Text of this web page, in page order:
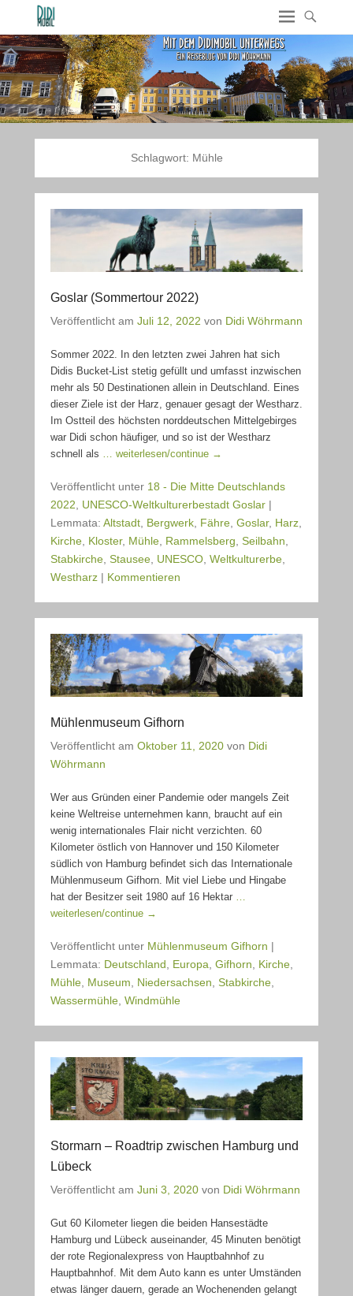
Schlagwort: Mühle
Goslar (Sommertour 2022)
Veröffentlicht am Juli 12, 2022 von Didi Wöhrmann
Sommer 2022. In den letzten zwei Jahren hat sich
Didis Bucket-List stetig gefüllt und umfasst inzwischen
mehr als 50 Destinationen allein in Deutschland. Eines
dieser Ziele ist der Harz, genauer gesagt der Westharz.
Im Ostteil des höchsten norddeutschen Mittelgebirges
war Didi schon häufiger, und so ist der Westharz
schnell als … weiterlesen/continue →
Veröffentlicht unter 18 - Die Mitte Deutschlands
2022
UNESCO-Weltkulturerbestadt Goslar |
Lemmata: Altstadt Bergwerk Fähre Goslar, Harz
Kirche Kloster, Mühle Rammelsberg Seilbahn
Stabkirche Stausee UNESCO Weltkulturerbe
Westharz | Kommentieren
Mühlenmuseum Gifhorn
Veröffentlicht am Oktober 11, 2020 von Didi
Wöhrmann
Wer aus Gründen einer Pandemie oder mangels Zeit
keine Weltreise unternehmen kann, braucht auf ein
wenig internationales Flair nicht verzichten. 60
Kilometer östlich von Hannover und 150 Kilometer
südlich von Hamburg befindet sich das Internationale
Mühlenmuseum Gifhorn. Mit viel Liebe und Hingabe
hat der Besitzer seit 1980 auf 16 Hektar …
weiterlesen/continue →
Veröffentlicht unter Mühlenmuseum Gifhorn |
Lemmata: Deutschland Europa Gifhorn Kirche
Mühle Museum Niedersachsen Stabkirche
Wassermühle Windmühle
Stormarn – Roadtrip zwischen Hamburg und
Lübeck
Veröffentlicht am Juni 3, 2020 von Didi Wöhrmann
Gut 60 Kilometer liegen die beiden Hansestädte
Hamburg und Lübeck auseinander, 45 Minuten benötigt
der rote Regionalexpress von Hauptbahnhof zu
Hauptbahnhof. Mit dem Auto kann es unter Umständen
etwas länger dauern, gerade an Wochenenden gelangt